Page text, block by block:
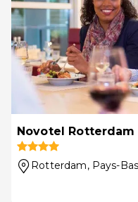
Novotel Rotterdam
Rotterdam, Pays-Bas